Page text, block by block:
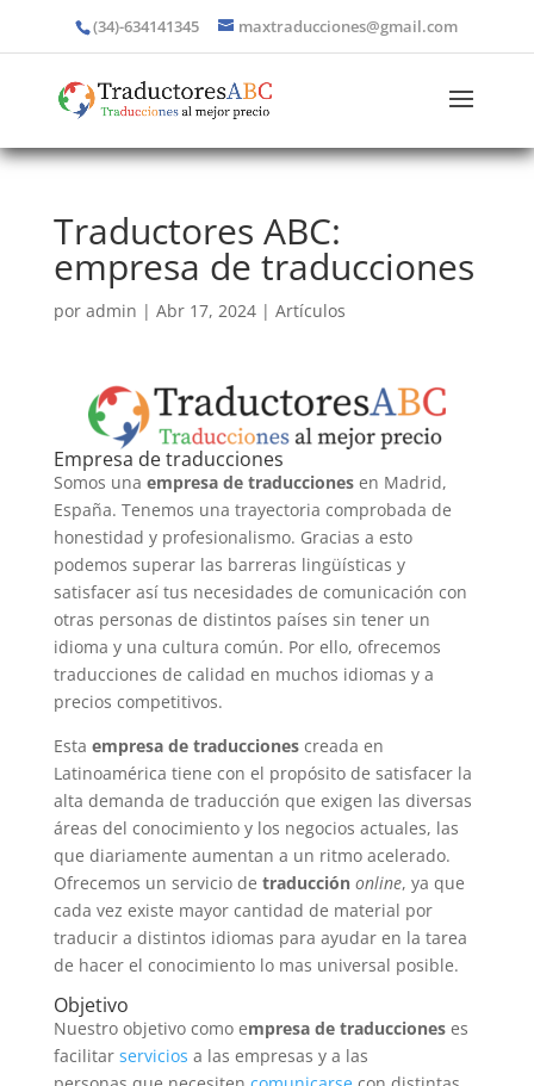
(34)-634141345 maxtraducciones@gmail.com
Traductores ABC:
empresa de traducciones
por admin | Abr 17, 2024| Artículos
Empresa de traducciones
Somos una empresa de traduccionesen Madrid,
España. Tenemos una trayectoria comprobada de
honestidad y profesionalismo. Gracias a esto
podemos superar las barreras lingüísticas y
satisfacer así tus necesidades de comunicación con
otras personas de distintos países sin tener un
idioma y una cultura común. Por ello, ofrecemos
traducciones de calidad en muchos idiomas y a
precios competitivos.
Esta empresa de traduccionescreada en
Latinoamérica tiene con el propósito de satisfacer la
alta demanda de traducción que exigen las diversas
áreas del conocimiento y los negocios actuales, las
que diariamente aumentan a un ritmo acelerado.
Ofrecemos un servicio de traducción online, ya que
cada vez existe mayor cantidad de material por
traducir a distintos idiomas para ayudar en la tarea
de hacer el conocimiento lo mas universal posible.
Objetivo
Nuestro objetivo como empresa de traduccioneses
facilitar servicios a las empresas y a las